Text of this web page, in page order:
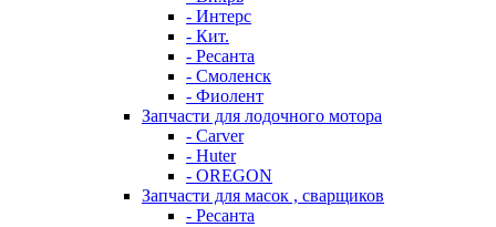
- Интерс
- Кит.
- Ресанта
- Смоленск
- Фиолент
Запчасти для лодочного мотора
- Carver
- Huter
- OREGON
Запчасти для масок , сварщиков
- Ресанта